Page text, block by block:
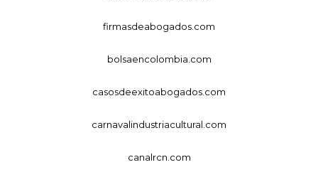
firmasdeabogados.com
bolsaencolombia.com
casosdeexitoabogados.com
carnavalindustriacultural.com
canalrcn.com